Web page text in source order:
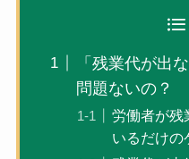
「残業代が出
問題ないの？
労働者が残
いるだけの